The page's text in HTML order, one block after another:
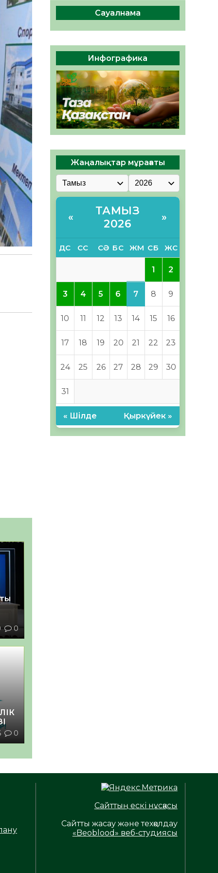
0
0
Руслан Рүстемұлы облыс
әкімінің кеңесшісі болып
тағайындалды
05.08.2026
38 0
Сауалнама
Инфографика
Жаңалықтар мұрағаты
«
ТАМЫЗ
2026
»
ДС СС СӘ БС ЖМ СБ ЖС
1 2
3 4 5 6 7 8 9
10 11 12 13 14 15 16
17 18 19 20 21 22 23
24 25 26 27 28 29 30
31
« Шілде Қыркүйек »
Сайттың ескі нұсқасы
Сайтты жасау және техқолдау
«Beoblood» веб-студиясы